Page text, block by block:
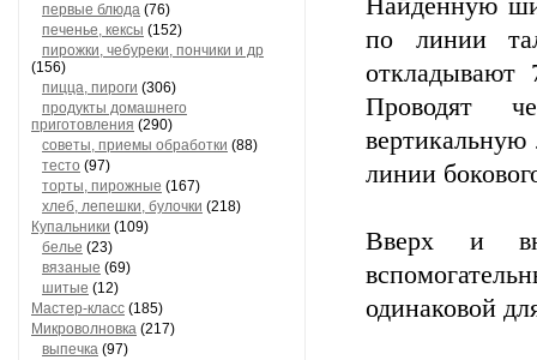
первые блюда (76)
печенье, кексы (152)
пирожки, чебуреки, пончики и др
(156)
пицца, пироги (306)
продукты домашнего
приготовления (290)
советы, приемы обработки (88)
тесто (97)
торты, пирожные (167)
хлеб, лепешки, булочки (218)
Купальники (109)
белье (23)
вязаные (69)
шитые (12)
Мастер-класс (185)
Микроволновка (217)
выпечка (97)
Найденную
по линии
Проводят
линии
Вверх и
одинаковой